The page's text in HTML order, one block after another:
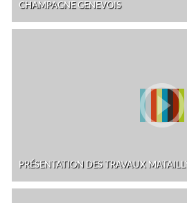
CHAMPAGNE GENEVOIS
PRÉSENTATION DES TRAVAUX